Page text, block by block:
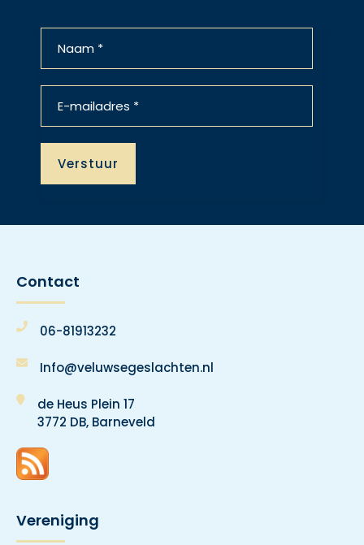
Contact
06-81913232
Info@veluwsegeslachten.nl
de Heus Plein 17
3772 DB, Barneveld
Vereniging